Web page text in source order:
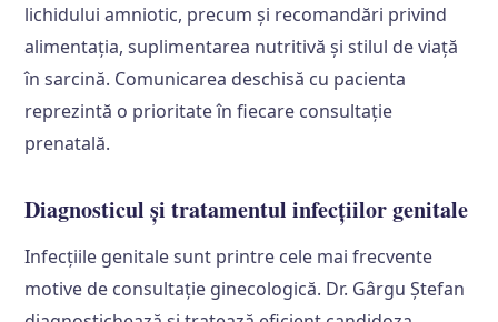
lichidului amniotic, precum și recomandări privind
alimentația, suplimentarea nutritivă și stilul de viață
în sarcină. Comunicarea deschisă cu pacienta
reprezintă o prioritate în fiecare consultație
prenatală.
Diagnosticul și tratamentul infecțiilor genitale
Infecțiile genitale sunt printre cele mai frecvente
motive de consultație ginecologică. Dr. Gârgu Ștefan